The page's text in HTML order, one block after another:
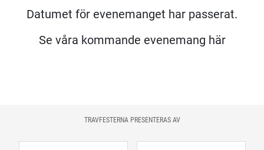
Datumet för evenemanget har passerat.
Se våra kommande evenemang här
TRAVFESTERNA PRESENTERAS AV